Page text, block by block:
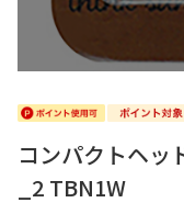
コンパクトヘッ
_2 TBN1W